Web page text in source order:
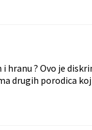
? Ovo je
drugih porodica